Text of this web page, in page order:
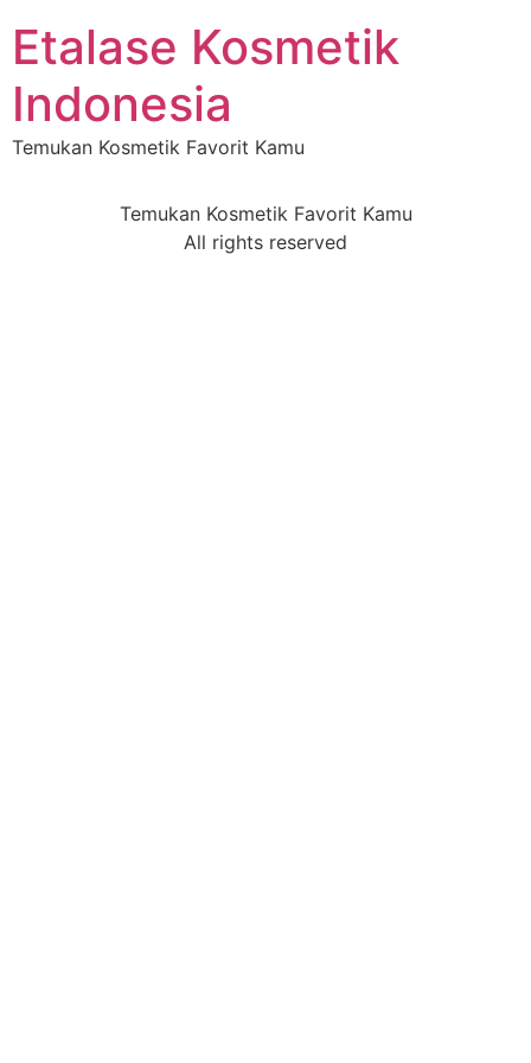
Etalase Kosmetik
Indonesia
Temukan Kosmetik Favorit Kamu
Temukan Kosmetik Favorit Kamu
All rights reserved